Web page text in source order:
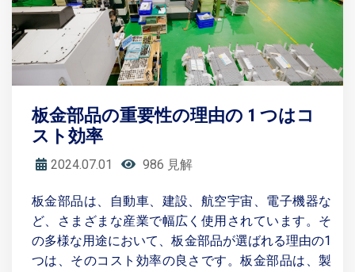
板金部品の重要性の理由の 1 つはコ
スト効率
2024.07.01 986 見解
板金部品は、自動車、建設、航空宇宙、電子機器な
ど、さまざまな産業で幅広く使用されています。そ
の多様な用途において、板金部品が選ばれる理由の1
つは、そのコスト効率の良さです。板金部品は、製